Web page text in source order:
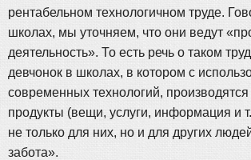
рентабельном технологичном труде.
школах, мы уточняем, что они ведут
деятельность». То есть речь о таком
девчонок в школах, в котором с
современных технологий,
продукты (вещи, услуги, информация и
не только для них, но и для других
забота».